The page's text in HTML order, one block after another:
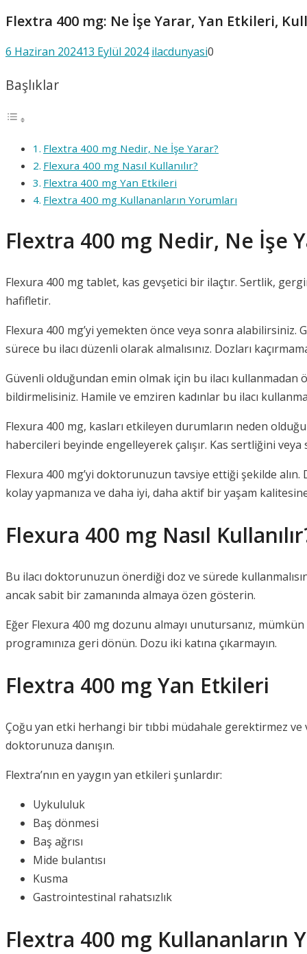
Flextra 400 mg: Ne İşe Yarar, Yan Etkileri,
6 Haziran 202413 Eylül 2024 ilacdunyasi0
Başlıklar
Flextra 400 mg Nedir, Ne İşe Yarar?
Flexura 400 mg Nasıl Kullanılır?
Flextra 400 mg Yan Etkileri
Flextra 400 mg Kullananların Yorumları
Flextra 400 mg Nedir, Ne İşe
Flexura 400 mg tablet, kas gevşetici bir ilaçtır. Sertlik,
hafifletir.
Flexura 400 mg’yi yemekten önce veya sonra alabilirsiniz.
sürece bu ilacı düzenli olarak almalısınız. Dozları
Güvenli olduğundan emin olmak için bu ilacı kullanmadan
bildirmelisiniz. Hamile ve emziren kadınlar bu ilacı
Flexura 400 mg, kasları etkileyen durumların neden
habercileri beyinde engelleyerek çalışır. Kas sertliğini
Flexura 400 mg’yi doktorunuzun tavsiye ettiği şekilde
kolay yapmanıza ve daha iyi, daha aktif bir yaşam
Flexura 400 mg Nasıl
Bu ilacı doktorunuzun önerdiği doz ve sürede
ancak sabit bir zamanında almaya özen gösterin.
Eğer Flexura 400 mg dozunu almayı unutursanız,
programınıza geri dönün. Dozu iki katına çıkarmayın.
Flextra 400 mg Yan Etkileri
Çoğu yan etki herhangi bir tıbbi müdahale gerektirmez
doktorunuza danışın.
Flextra’nın en yaygın yan etkileri şunlardır:
Uykululuk
Baş dönmesi
Baş ağrısı
Mide bulantısı
Kusma
Gastrointestinal rahatsızlık
Flextra 400 mg Kullananların